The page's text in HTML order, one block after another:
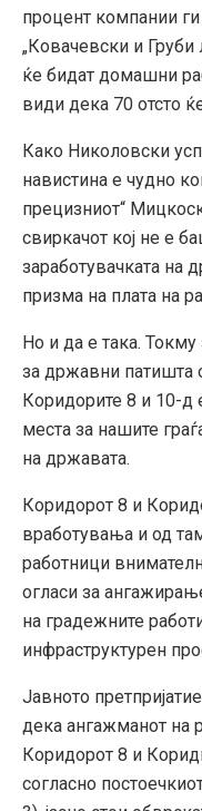
процент компании
„Ковачевски и
ќе бидат домашни
види дека 70 отсто
Како Николовски
навистина е чудно
прецизниот“
свиркачот кој не е
заработувачката на
призма на плата на
Но и да е така. Токму
за државни патишта
Коридорите 8 и 10-д
места за нашите
на државата.
Коридорот 8 и
вработувања и од
работници
огласи за
на градежните
инфраструктурен
Јавното
дека ангажманот на
Коридорот 8 и
согласно